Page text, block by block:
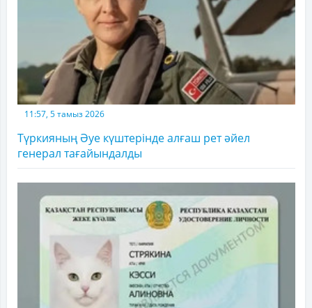
11:57, 5 тамыз 2026
Түркияның Әуе күштерінде алғаш рет әйел
генерал тағайындалды